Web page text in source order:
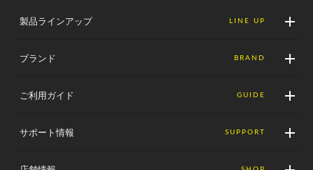
製品ラインアップ LINE UP
ブランド BRAND
ご利用ガイド GUIDE
サポート情報 SUPPORT